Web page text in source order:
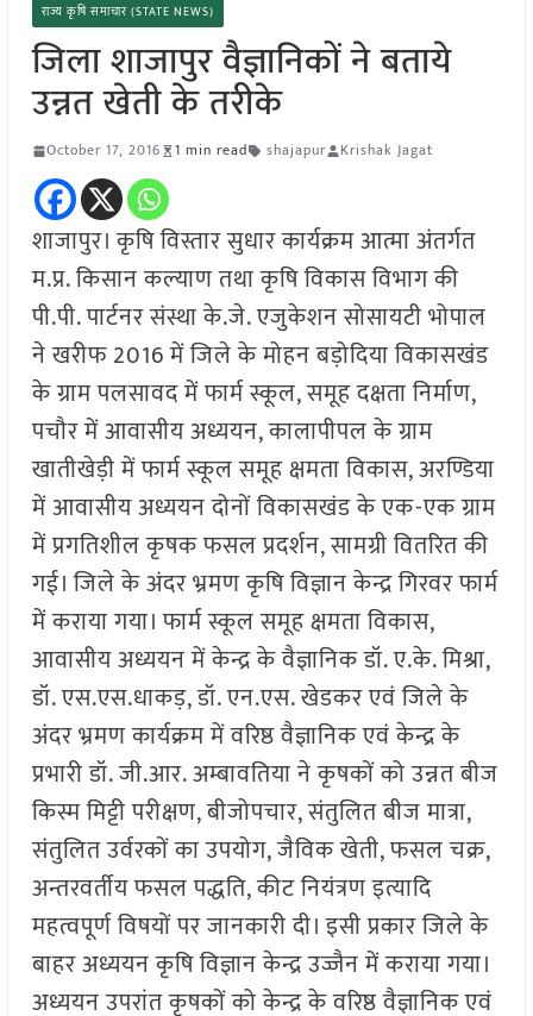
राज्य कृषि समाचार (STATE NEWS)
जिला शाजापुर वैज्ञानिकों ने बताये
उन्नत खेती के तरीके
October 17, 2016 1 min read shajapur Krishak Jagat
शाजापुर। कृषि विस्तार सुधार कार्यक्रम आत्मा अंतर्गत
म.प्र. किसान कल्याण तथा कृषि विकास विभाग की
पी.पी. पार्टनर संस्था के.जे. एजुकेशन सोसायटी भोपाल
ने खरीफ 2016 में जिले के मोहन बड़ोदिया विकासखंड
के ग्राम पलसावद में फार्म स्कूल, समूह दक्षता निर्माण,
पचौर में आवासीय अध्ययन, कालापीपल के ग्राम
खातीखेड़ी में फार्म स्कूल समूह क्षमता विकास, अरण्डिया
में आवासीय अध्ययन दोनों विकासखंड के एक-एक ग्राम
में प्रगतिशील कृषक फसल प्रदर्शन, सामग्री वितरित की
गई। जिले के अंदर भ्रमण कृषि विज्ञान केन्द्र गिरवर फार्म
में कराया गया। फार्म स्कूल समूह क्षमता विकास,
आवासीय अध्ययन में केन्द्र के वैज्ञानिक डॉ. ए.के. मिश्रा,
डॉ. एस.एस.धाकड़, डॉ. एन.एस. खेडकर एवं जिले के
अंदर भ्रमण कार्यक्रम में वरिष्ठ वैज्ञानिक एवं केन्द्र के
प्रभारी डॉ. जी.आर. अम्बावतिया ने कृषकों को उन्नत बीज
किस्म मिट्टी परीक्षण, बीजोपचार, संतुलित बीज मात्रा,
संतुलित उर्वरकों का उपयोग, जैविक खेती, फसल चक्र,
अन्तरवर्तीय फसल पद्धति, कीट नियंत्रण इत्यादि
महत्वपूर्ण विषयों पर जानकारी दी। इसी प्रकार जिले के
बाहर अध्ययन कृषि विज्ञान केन्द्र उज्जैन में कराया गया।
अध्ययन उपरांत कृषकों को केन्द्र के वरिष्ठ वैज्ञानिक एवं